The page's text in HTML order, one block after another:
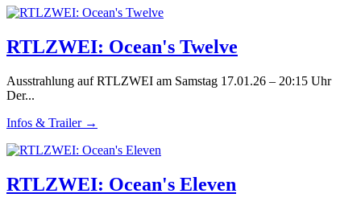
RTLZWEI: Ocean's Twelve
Ausstrahlung auf RTLZWEI am Samstag 17.01.26 – 20:15 Uhr
Der...
Infos & Trailer →
RTLZWEI: Ocean's Eleven